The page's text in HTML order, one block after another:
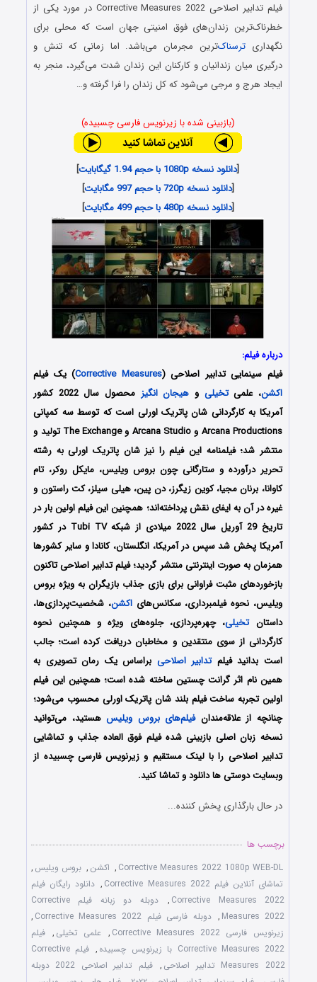
فیلم تدابیر اصلاحی Corrective Measures 2022 در مورد یکی از
خطرناک‌ترین زندان‌های فوق امنیتی جهان است که محلی برای
نگهداریترسناک‌ترین مجرمان می‌باشد. اما زمانی که تنش و
درگیری میان زندانیان و کارکنان این زندان شدت می‌گیرد، منجر به
ایجاد هرج و مرجی می‌شود که کل زندان را فرا گرفته و…
(بازبینی شده با زیرنویس فارسی چسبیده)
[دانلود نسخه 1080p با حجم 1.94 گیگابایت
]
[دانلود نسخه 720p با حجم 997 مگابایت
]
[دانلود نسخه 480p با حجم 499 مگابایت ]
درباره فیلم:
فیلم سینمایی تدابیر اصلاحی (Corrective Measures) یک فیلم
اکشن، علمیتخیلی و هیجان انگیز
محصول سال 2022 کشور
آمریکا به کارگردانی شان پاتریک اورلی است که توسط سه کمپانی
Arcana Productions و Arcana Studio و The Exchange تولید و
منتشر شد؛ فیلمنامه این فیلم را نیز شان پاتریک اورلی به رشته
تحریر درآورده و ستارگانی چون بروس ویلیس، مایکل روکر، تام
کاوانا، برنان مجیا، کوین زیگرز، دن پین، هیلی سیلز، کت راستون و
غیره در آن به ایفای نقش پرداخته‌اند؛ همچنین این فیلم اولین بار در
تاریخ 29 آوریل سال 2022 میلادی از شبکه Tubi TV در کشور
آمریکا پخش شد سپس در آمریکا، انگلستان، کانادا و سایر کشورها
همزمان به صورت اینترنتی منتشر گردید؛ فیلم تدابیر اصلاحی تاکنون
بازخوردهای مثبت فراوانی برای بازی جذاب بازیگران به ویژه بروس
ویلیس، نحوه فیلمبرداری، سکانس‌هایاکشن، شخصیت‌پردازی‌ها،
داستانتخیلی، چهره‌پردازی، جلوه‌های ویژه و همچنین نحوه
کارگردانی از سوی منتقدین و مخاطبان دریافت کرده است؛ جالب
است بدانید فیلمتدابیر اصلاحی براساس یک رمان تصویری به
همین نام اثر گرانت چستین ساخته شده است؛ همچنین این فیلم
اولین تجربه ساخت فیلم بلند شان پاتریک اورلی محسوب می‌شود؛
چنانچه از علاقه‌مندانفیلم‌های بروس ویلیسهستید، می‌توانید
نسخه زبان اصلی بازبینی شده فیلم فوق العاده جذاب و تماشایی
تدابیر اصلاحی را با لینک مستقیم و زیرنویس فارسی چسبیده از
وبسایت دوستی ها دانلود و تماشا کنید.
در حال بارگذاری پخش کننده...
برچسب ها
Corrective Measures 2022 1080p WEB-DL
, اکشن , بروس ویلیس ,
تماشای آنلاین فیلم Corrective Measures 2022
, دانلود رایگان فیلم
Corrective Measures 2022
,
دوبله دو زبانه فیلم Corrective
Measures 2022
, دوبله فارسی فیلم Corrective Measures 2022
,
زیرنویس فارسی Corrective Measures 2022
, علمی تخیلی , فیلم
Corrective Measures 2022 با زیرنویس چسبیده
,
فیلم Corrective
Measures 2022 تدابیر اصلاحی
,
فیلم تدابیر اصلاحی 2022 دوبله